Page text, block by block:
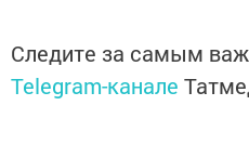
Следите за самым
Telegram-канале